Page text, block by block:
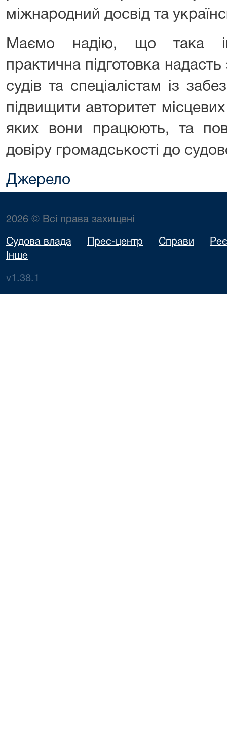
міжнародний досвід та
Маємо надію, що така
практична підготовка
судів та спеціалістам із
підвищити авторитет
яких вони працюють, та
довіру громадськості до
Джерело
2026 © Всі права захищені
Судова влада Прес-центр Справи
Інше
v1.38.1